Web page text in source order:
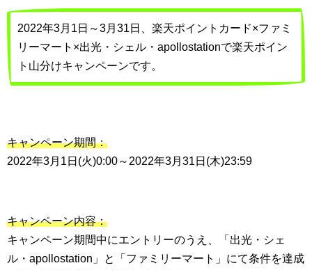
2022年3月1日～3月31日、楽天ポイントカード×ファミ
リーマート×出光・シェル・apollostationで楽天ポイン
ト山分けキャンペーンです。
キャンペーン期間：
2022年3月1日(火)0:00～2022年3月31日(木)23:59
キャンペーン内容：
キャンペーン期間中にエントリーのうえ、「出光・シェ
ル・apollostation」と「ファミリーマート」にて条件を達成